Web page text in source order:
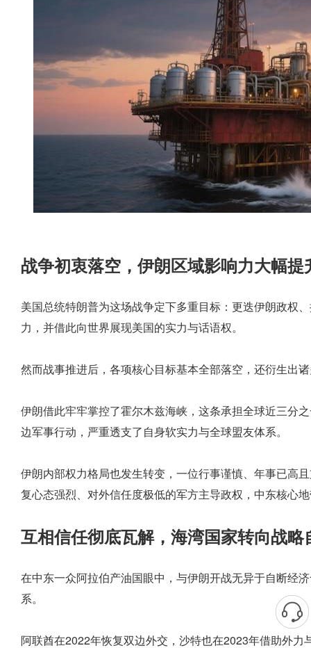
战争初衷落空，伊朗区域影响力大幅提
美国总统特朗普为这场战争定下多重目标：更迭伊朗政权
力，并借此向世界展现美国的实力与话语权。
然而战事推进后，各项核心目标基本全部落空，还衍生出
伊朗借此牢牢掌控了霍尔木兹海峡，这条承担全球近三分
边军事行动，严重透支了自身软实力与全球盟友体系。
伊朗内部权力格局也发生转变，一位行事谨慎、年事已高
复心态强烈、对外信任度极低的军方主导政权，中东核心
互相信任彻底瓦解，海湾国家转向战略
在中东一众阿拉伯产油国眼中，与伊朗开战无异于自断经
系。
阿联酋在2022年恢复双边外交，沙特也在2023年借助外